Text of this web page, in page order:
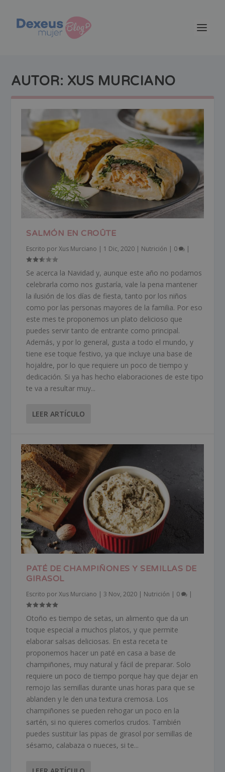
AUTOR: XUS MURCIANO
SALMÓN EN CROÛTE
Escrito porXus Murciano | 1 Dic, 2020 | Nutrición | 0 |
Se acerca la Navidad y, aunque este año no podamos
celebrarla como nos gustaría, vale la pena mantener
la ilusión de los días de fiesta, tanto por los niños
como por las personas mayores de la familia. Por eso
este mes te proponemos un plato delicioso que
puedes servir tanto de entrante como principal.
Además, y por lo general, gusta a todo el mundo, y
tiene ese toque festivo, ya que incluye una base de
hojaldre, por lo que requiere un poco de tiempo y
dedicación. Si ya has hecho elaboraciones de este tipo
te va a resultar muy...
LEER ARTÍCULO
PATÉ DE CHAMPIÑONES Y SEMILLAS DE
GIRASOL
Escrito porXus Murciano | 3 Nov, 2020 | Nutrición | 0 |
Otoño es tiempo de setas, un alimento que da un
toque especial a muchos platos, y que permite
elaborar salsas deliciosas. En esta receta te
proponemos hacer un paté en casa a base de
champiñones, muy natural y fácil de preparar. Solo
requiere un poco de tiempo porque hay que dejar en
remojo las semillas durante unas horas para que se
ablanden y le den una textura cremosa. Los
champiñones se pueden rehogar un poco en la
sartén, si no quieres comerlos crudos. También
puedes sustituir las pipas de girasol por semillas de
sésamo, calabaza o nueces, si te...